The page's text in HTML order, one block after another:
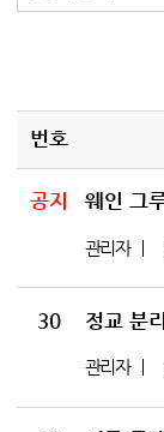
번호
공지
관리자
30
관리자